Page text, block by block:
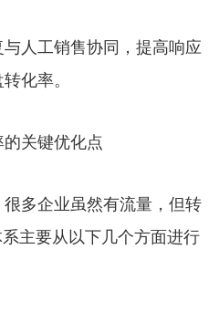
人工销售协同，提高响应
化率。
关键优化点
多企业虽然有流量，但转
主要从以下几个方面进行